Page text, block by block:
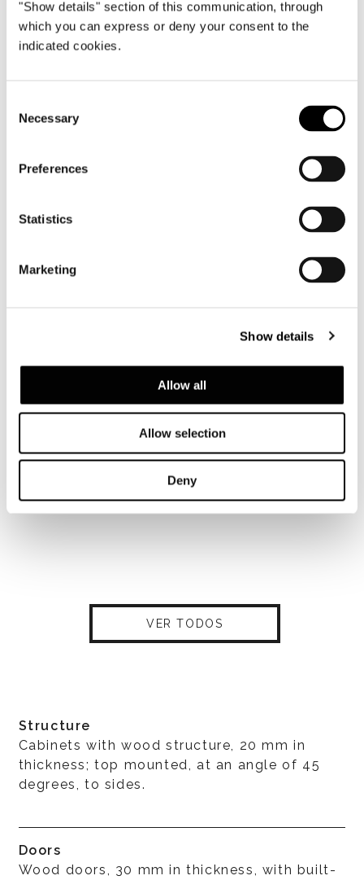
"Show details" section of this communication, through
which you can express or deny your consent to the
indicated cookies.
Selection
Necessary
Preferences
Statistics
Marketing
Show details
Allow all
Allow selection
Deny
VER TODOS
Structure
Cabinets with wood structure, 20 mm in
thickness; top mounted, at an angle of 45
degrees, to sides.
Doors
Wood doors, 30 mm in thickness, with built-